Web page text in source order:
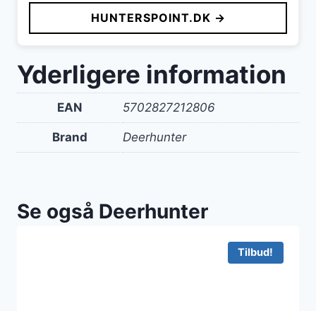
HUNTERSPOINT.DK →
Yderligere information
EAN 5702827212806
Brand Deerhunter
Se også Deerhunter
Tilbud!